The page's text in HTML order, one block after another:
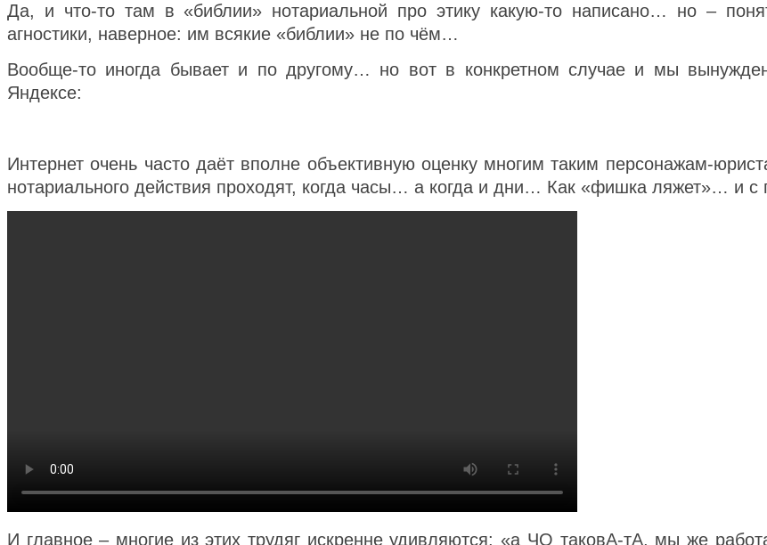
Да, и что-то там в «библии» нотариальной про этику какую-то написано… но –
агностики, наверное: им всякие «библии» не по чём…
Вообще-то иногда бывает и по другому… но вот в конкретном случае и мы
Яндексе:
Интернет очень часто даёт вполне объективную оценку многим таким персонажам-
нотариального действия проходят, когда часы… а когда и дни… Как «фишка ляжет»… и с
И главное – многие из этих трудяг искренне удивляются: «а ЧО таковА-тА, мы же